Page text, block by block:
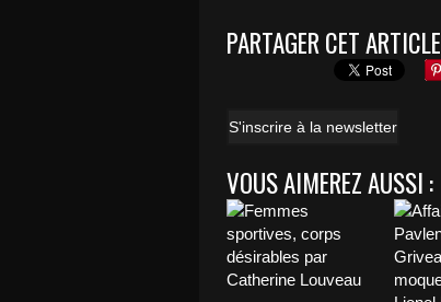
PARTAGER CET ARTICLE
S'inscrire à la newsletter
VOUS AIMEREZ AUSSI :